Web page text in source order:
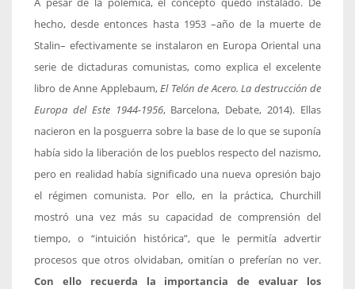
hecho, desde entonces hasta 1953 –año de la muerte de
Stalin– efectivamente se instalaron en Europa Oriental una
serie de dictaduras comunistas, como explica el excelente
libro de Anne Applebaum,El Telón de Acero. La destrucción de
Europa del Este 1944-1956, Barcelona, Debate, 2014). Ellas
nacieron en la posguerra sobre la base de lo que se suponía
había sido la liberación de los pueblos respecto del nazismo,
pero en realidad había significado una nueva opresión bajo
el régimen comunista. Por ello, en la práctica, Churchill
mostró una vez más su capacidad de comprensión del
tiempo, o “intuición histórica”, que le permitía advertir
procesos que otros olvidaban, omitían o preferían no ver.
Con ello recuerda la importancia de evaluar los